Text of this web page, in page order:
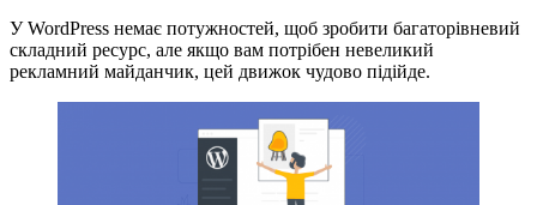
У WordPress немає потужностей, щоб зробити багаторівневий
складний ресурс, але якщо вам потрібен невеликий
рекламний майданчик, цей движок чудово підійде.